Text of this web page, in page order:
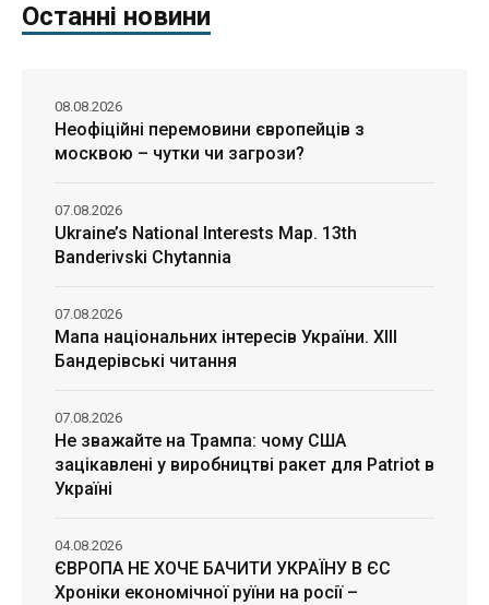
Останні новини
Неофіційні перемовини європейців з
москвою – чутки чи загрози?
08.08.2026
Ukraine’s National Interests Map. 13th
Banderivski Chytannia
07.08.2026
Мапа національних інтересів України. ХІІІ
Бандерівські читання
07.08.2026
Не зважайте на Трампа: чому США
зацікавлені у виробництві ракет для Patriot в
Україні
07.08.2026
ЄВРОПА НЕ ХОЧЕ БАЧИТИ УКРАЇНУ В ЄС
Хроніки економічної руїни на росії –
04.08.2026